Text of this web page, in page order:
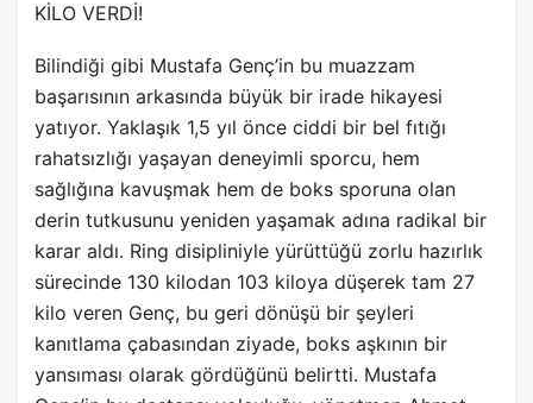
KİLO VERDİ!
Bilindiği gibi Mustafa Genç’in bu muazzam
başarısının arkasında büyük bir irade hikayesi
yatıyor. Yaklaşık 1,5 yıl önce ciddi bir bel fıtığı
rahatsızlığı yaşayan deneyimli sporcu, hem
sağlığına kavuşmak hem de boks sporuna olan
derin tutkusunu yeniden yaşamak adına radikal bir
karar aldı. Ring disipliniyle yürüttüğü zorlu hazırlık
sürecinde 130 kilodan 103 kiloya düşerek tam 27
kilo veren Genç, bu geri dönüşü bir şeyleri
kanıtlama çabasından ziyade, boks aşkının bir
yansıması olarak gördüğünü belirtti. Mustafa